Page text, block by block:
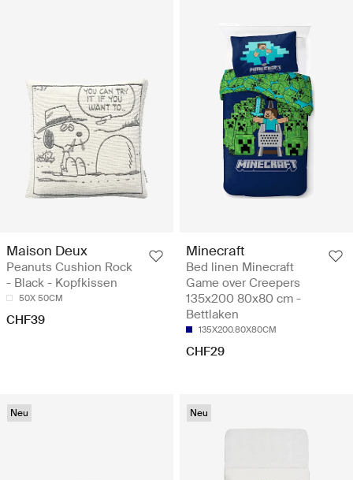
Maison Deux
Peanuts Cushion Rock
- Black - Kopfkissen
50X 50CM
CHF39
Minecraft
Bed linen Minecraft
Game over Creepers
135x200 80x80 cm -
Bettlaken
135X200.80X80CM
CHF29
Neu Neu